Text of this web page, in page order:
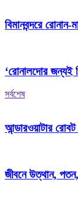
বিমানবন্দরে
‘রোনালদোর জন্যই
সর্বশেষ
আন্ডারওয়াটার রোবট
জীবনে উত্থান,